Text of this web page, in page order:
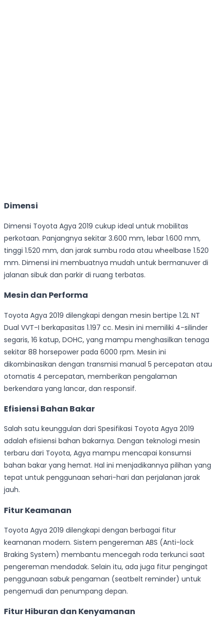
Dimensi
Dimensi Toyota Agya 2019 cukup ideal untuk mobilitas
perkotaan. Panjangnya sekitar 3.600 mm, lebar 1.600 mm,
tinggi 1.520 mm, dan jarak sumbu roda atau wheelbase 1.520
mm. Dimensi ini membuatnya mudah untuk bermanuver di
jalanan sibuk dan parkir di ruang terbatas.
Mesin dan Performa
Toyota Agya 2019 dilengkapi dengan mesin bertipe 1.2L NT
Dual VVT-I berkapasitas 1.197 cc. Mesin ini memiliki 4-silinder
segaris, 16 katup, DOHC, yang mampu menghasilkan tenaga
sekitar 88 horsepower pada 6000 rpm. Mesin ini
dikombinasikan dengan transmisi manual 5 percepatan atau
otomatis 4 percepatan, memberikan pengalaman
berkendara yang lancar, dan responsif.
Efisiensi Bahan Bakar
Salah satu keunggulan dari Spesifikasi Toyota Agya 2019
adalah efisiensi bahan bakarnya. Dengan teknologi mesin
terbaru dari Toyota, Agya mampu mencapai konsumsi
bahan bakar yang hemat. Hal ini menjadikannya pilihan yang
tepat untuk penggunaan sehari-hari dan perjalanan jarak
jauh.
Fitur Keamanan
Toyota Agya 2019 dilengkapi dengan berbagai fitur
keamanan modern. Sistem pengereman ABS (Anti-lock
Braking System) membantu mencegah roda terkunci saat
pengereman mendadak. Selain itu, ada juga fitur pengingat
penggunaan sabuk pengaman (seatbelt reminder) untuk
pengemudi dan penumpang depan.
Fitur Hiburan dan Kenyamanan